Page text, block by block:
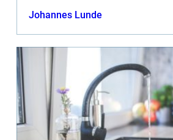
Johannes Lunde